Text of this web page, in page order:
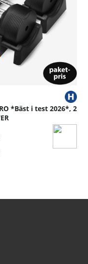
*Bäst i test 2026*, 2
pris: